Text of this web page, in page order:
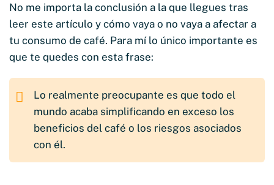
No me importa la conclusión a la que llegues tras
leer este artículo y cómo vaya o no vaya a afectar a
tu consumo de café. Para mí lo único importante es
que te quedes con esta frase:
Lo realmente preocupante es que todo el
mundo acaba simplificando en exceso los
beneficios del café o los riesgos asociados
con él.